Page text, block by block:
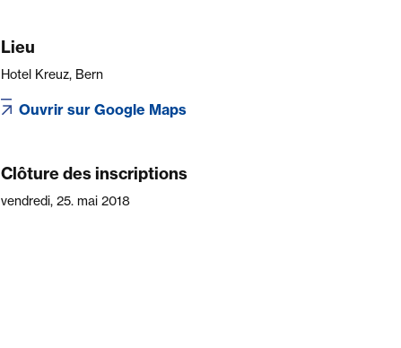
Lieu
Hotel Kreuz, Bern
Ouvrir sur Google Maps
Clôture des inscriptions
vendredi, 25. mai 2018